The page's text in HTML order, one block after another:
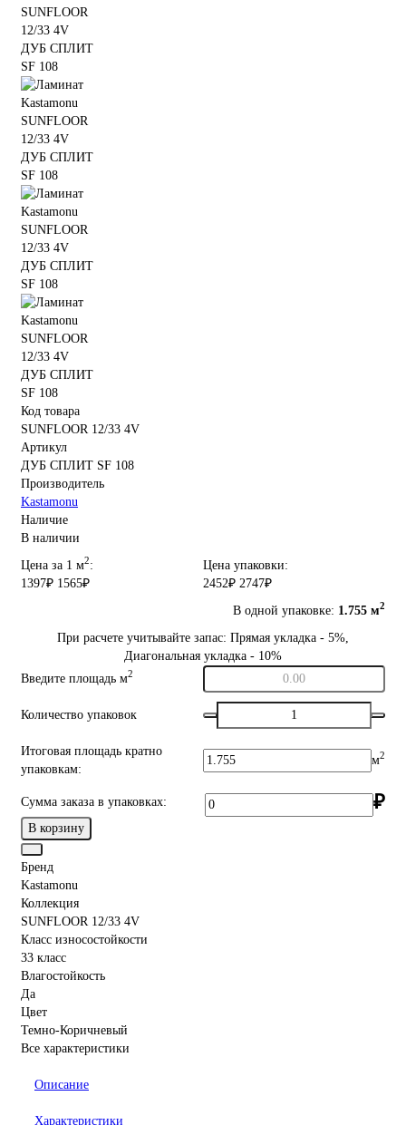
Код товара
SUNFLOOR 12/33 4V
Артикул
ДУБ СПЛИТ SF 108
Производитель
Kastamonu
Наличие
В наличии
Цена за 1 м2:
1397₽ 1565₽
Цена упаковки:
2452₽ 2747₽
В одной упаковке: 1.755 м2
При расчете учитывайте запас: Прямая укладка - 5%,
Диагональная укладка - 10%
Введите площадь м2
Количество упаковок
Итоговая площадь кратно
упаковкам:
м2
Сумма заказа в упаковках: ₽
В корзину
Бренд
Kastamonu
Коллекция
SUNFLOOR 12/33 4V
Класс износостойкости
33 класс
Влагостойкость
Да
Цвет
Темно-Коричневый
Все характеристики
Описание
Характеристики